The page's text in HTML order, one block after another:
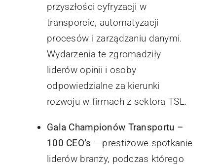
przyszłości cyfryzacji w
transporcie, automatyzacji
procesów i zarządzaniu danymi.
Wydarzenia te zgromadziły
liderów opinii i osoby
odpowiedzialne za kierunki
rozwoju w firmach z sektora TSL.
Gala Championów Transportu –
100 CEO’s – prestiżowe spotkanie
liderów branży, podczas którego